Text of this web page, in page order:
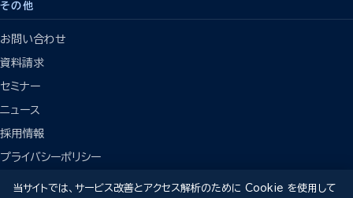
その他
お問い合わせ
資料請求
セミナー
ニュース
採用情報
プライバシーポリシー
当サイトでは、サービス改善とアクセス解析のために Cookie を使用して